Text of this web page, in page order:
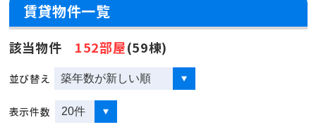
賃貸物件一覧
該当物件 152部屋(59棟)
並び替え
表示件数